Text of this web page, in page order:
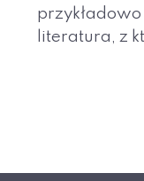
literatura, z